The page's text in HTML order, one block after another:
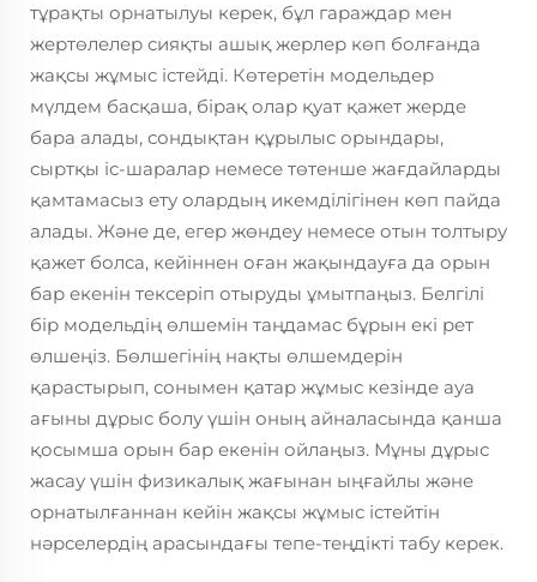
тұрақты орнатылуы керек, бұл гараждар мен
жертөлелер сияқты ашық жерлер көп болғанда
жақсы жұмыс істейді. Көтеретін модельдер
мүлдем басқаша, бірақ олар қуат қажет жерде
бара алады, сондықтан құрылыс орындары,
сыртқы іс-шаралар немесе төтенше жағдайларды
қамтамасыз ету олардың икемділігінен көп пайда
алады. Және де, егер жөндеу немесе отын толтыру
қажет болса, кейіннен оған жақындауға да орын
бар екенін тексеріп отыруды ұмытпаңыз. Белгілі
бір модельдің өлшемін таңдамас бұрын екі рет
өлшеңіз. Бөлшегінің нақты өлшемдерін
қарастырып, сонымен қатар жұмыс кезінде ауа
ағыны дұрыс болу үшін оның айналасында қанша
қосымша орын бар екенін ойлаңыз. Мұны дұрыс
жасау үшін физикалық жағынан ыңғайлы және
орнатылғаннан кейін жақсы жұмыс істейтін
нәрселердің арасындағы тепе-теңдікті табу керек.